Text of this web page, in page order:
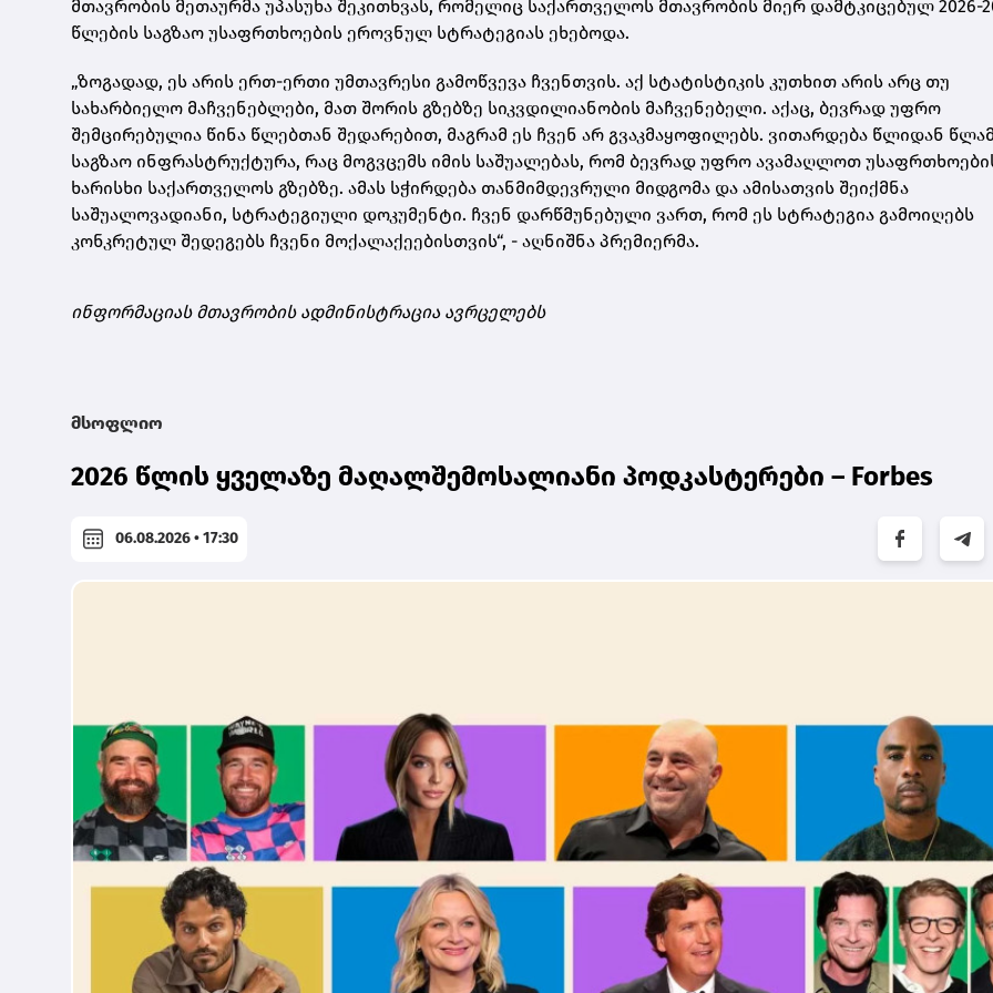
მთავრობის მეთაურმა უპასუხა შეკითხვას, რომელიც საქართველოს მთავრობის მიერ დამტკიცებულ 2026-
წლების საგზაო უსაფრთხოების ეროვნულ სტრატეგიას ეხებოდა.
„ზოგადად, ეს არის ერთ-ერთი უმთავრესი გამოწვევა ჩვენთვის. აქ სტატისტიკის კუთხით არის არც თუ
სახარბიელო მაჩვენებლები, მათ შორის გზებზე სიკვდილიანობის მაჩვენებელი. აქაც, ბევრად უფრო
შემცირებულია წინა წლებთან შედარებით, მაგრამ ეს ჩვენ არ გვაკმაყოფილებს. ვითარდება წლიდან
საგზაო ინფრასტრუქტურა, რაც მოგვცემს იმის საშუალებას, რომ ბევრად უფრო ავამაღლოთ
ხარისხი საქართველოს გზებზე. ამას სჭირდება თანმიმდევრული მიდგომა და ამისათვის შეიქმნა
საშუალოვადიანი, სტრატეგიული დოკუმენტი. ჩვენ დარწმუნებული ვართ, რომ ეს სტრატეგია გამოიღებს
კონკრეტულ შედეგებს ჩვენი მოქალაქეებისთვის“, - აღნიშნა პრემიერმა.
ინფორმაციას მთავრობის ადმინისტრაცია ავრცელებს
მსოფლიო
2026 წლის ყველაზე მაღალშემოსალიანი პოდკასტერები – Forbes
06.08.2026 • 17:30